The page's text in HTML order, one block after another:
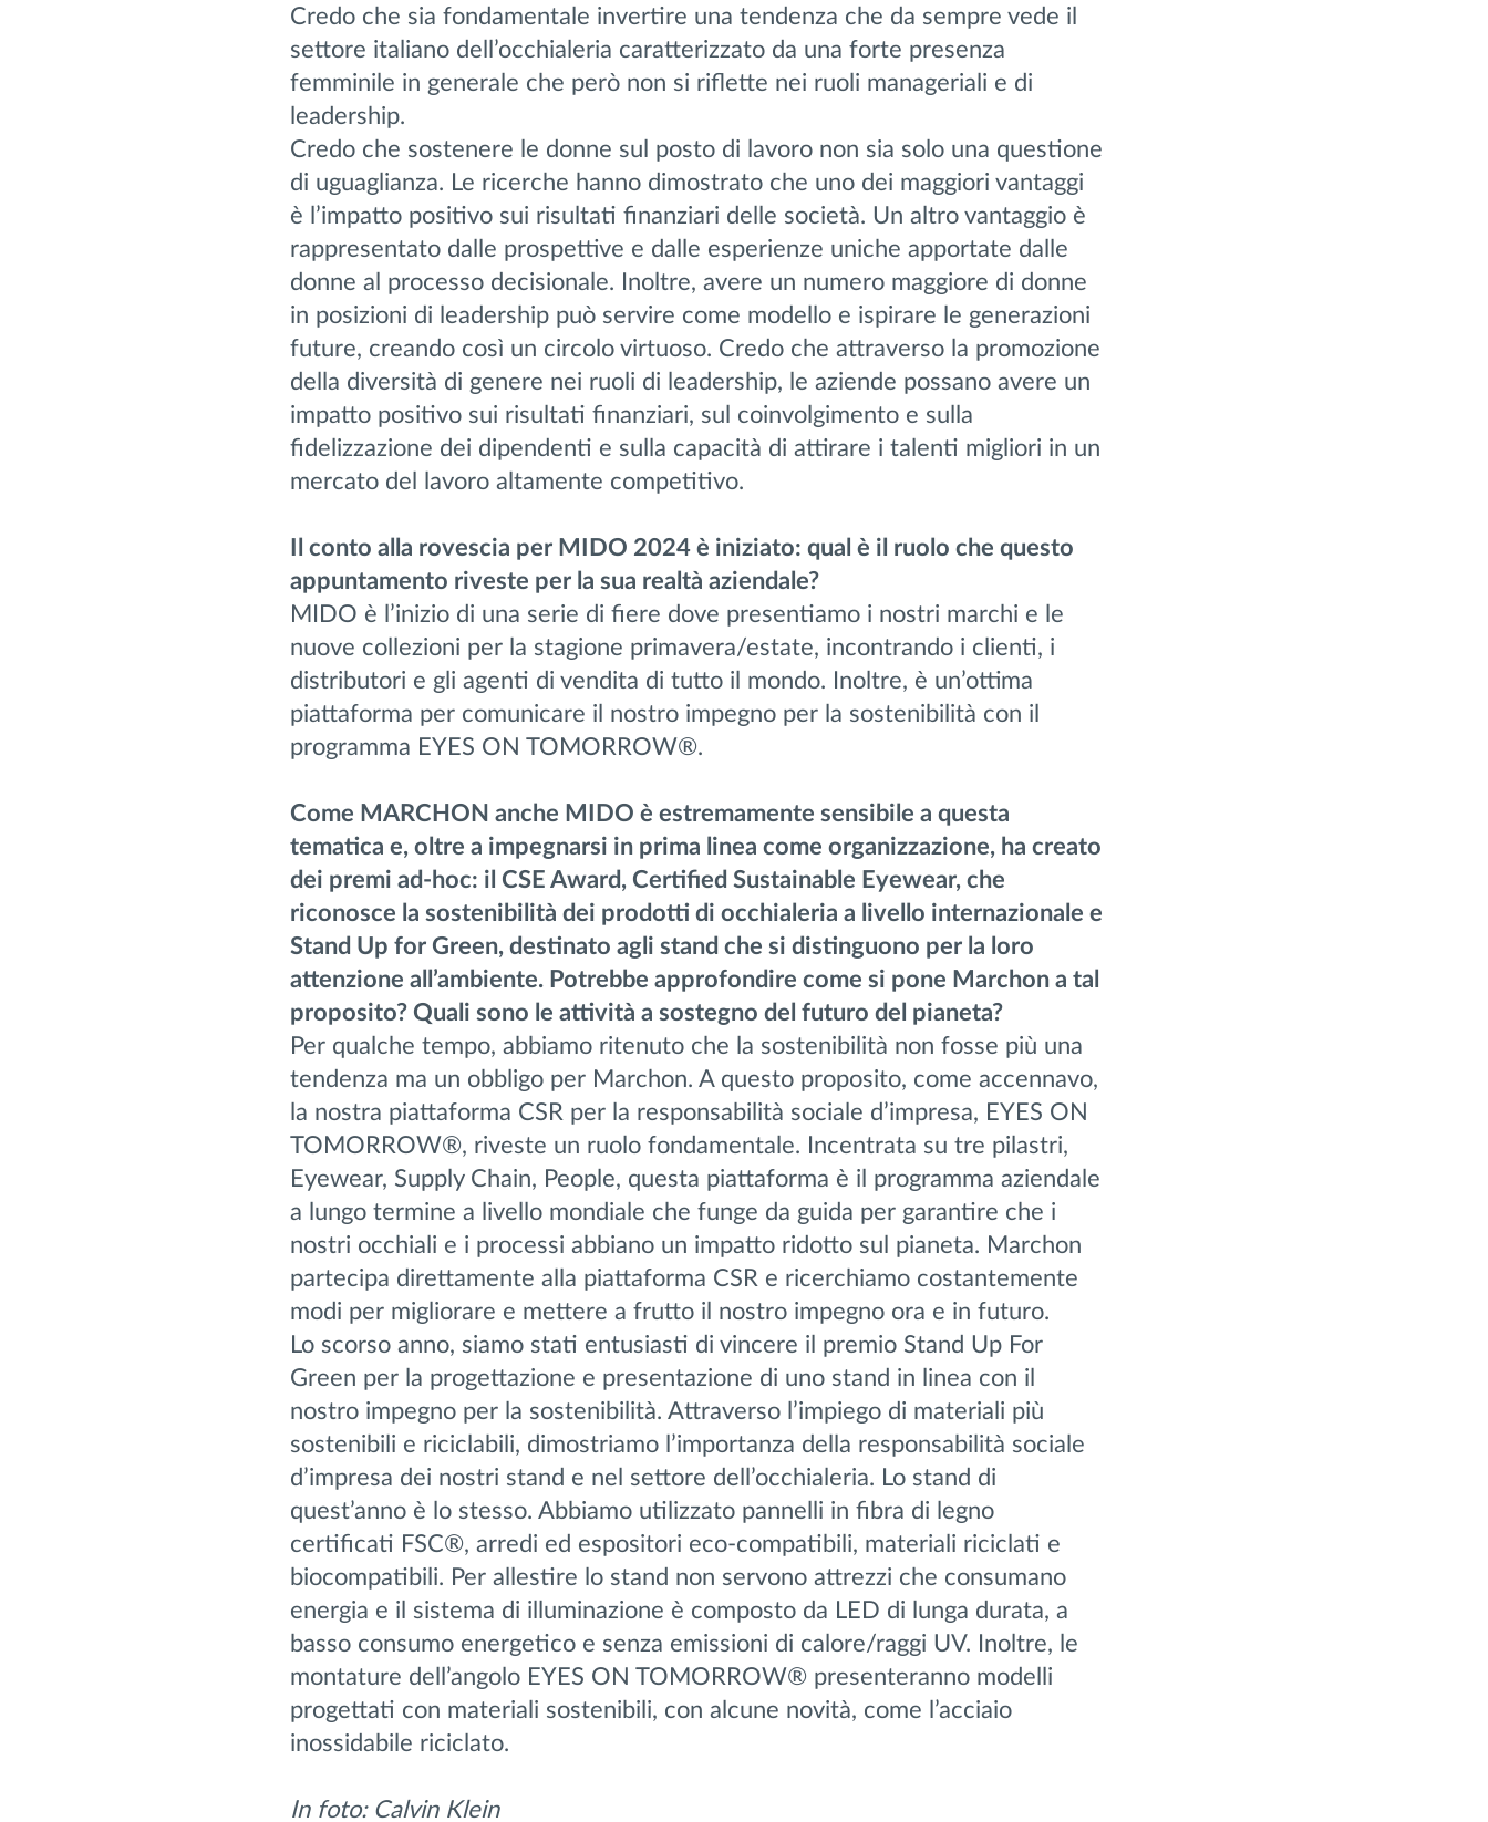
Credo che sia fondamentale invertire una tendenza che da sempre vede il
settore italiano dell’occhialeria caratterizzato da una forte presenza
femminile in generale che però non si riflette nei ruoli manageriali e di
leadership.
Credo che sostenere le donne sul posto di lavoro non sia solo una questione
di uguaglianza. Le ricerche hanno dimostrato che uno dei maggiori vantaggi
è l’impatto positivo sui risultati finanziari delle società. Un altro vantaggio è
rappresentato dalle prospettive e dalle esperienze uniche apportate dalle
donne al processo decisionale. Inoltre, avere un numero maggiore di donne
in posizioni di leadership può servire come modello e ispirare le generazioni
future, creando così un circolo virtuoso. Credo che attraverso la promozione
della diversità di genere nei ruoli di leadership, le aziende possano avere un
impatto positivo sui risultati finanziari, sul coinvolgimento e sulla
fidelizzazione dei dipendenti e sulla capacità di attirare i talenti migliori in un
mercato del lavoro altamente competitivo.
Il conto alla rovescia per MIDO 2024 è iniziato: qual è il ruolo che questo
appuntamento riveste per la sua realtà aziendale?
MIDO è l’inizio di una serie di fiere dove presentiamo i nostri marchi e le
nuove collezioni per la stagione primavera/estate, incontrando i clienti, i
distributori e gli agenti di vendita di tutto il mondo. Inoltre, è un’ottima
piattaforma per comunicare il nostro impegno per la sostenibilità con il
programma EYES ON TOMORROW®.
Come MARCHON anche MIDO è estremamente sensibile a questa
tematica e, oltre a impegnarsi in prima linea come organizzazione, ha creato
dei premi ad-hoc: il CSE Award, Certified Sustainable Eyewear, che
riconosce la sostenibilità dei prodotti di occhialeria a livello internazionale e
Stand Up for Green, destinato agli stand che si distinguono per la loro
attenzione all’ambiente. Potrebbe approfondire come si pone Marchon a tal
proposito? Quali sono le attività a sostegno del futuro del pianeta?
Per qualche tempo, abbiamo ritenuto che la sostenibilità non fosse più una
tendenza ma un obbligo per Marchon. A questo proposito, come accennavo,
la nostra piattaforma CSR per la responsabilità sociale d’impresa, EYES ON
TOMORROW®, riveste un ruolo fondamentale. Incentrata su tre pilastri,
Eyewear, Supply Chain, People, questa piattaforma è il programma aziendale
a lungo termine a livello mondiale che funge da guida per garantire che i
nostri occhiali e i processi abbiano un impatto ridotto sul pianeta. Marchon
partecipa direttamente alla piattaforma CSR e ricerchiamo costantemente
modi per migliorare e mettere a frutto il nostro impegno ora e in futuro.
Lo scorso anno, siamo stati entusiasti di vincere il premio Stand Up For
Green per la progettazione e presentazione di uno stand in linea con il
nostro impegno per la sostenibilità. Attraverso l’impiego di materiali più
sostenibili e riciclabili, dimostriamo l’importanza della responsabilità sociale
d’impresa dei nostri stand e nel settore dell’occhialeria. Lo stand di
quest’anno è lo stesso. Abbiamo utilizzato pannelli in fibra di legno
certificati FSC®, arredi ed espositori eco-compatibili, materiali riciclati e
biocompatibili. Per allestire lo stand non servono attrezzi che consumano
energia e il sistema di illuminazione è composto da LED di lunga durata, a
basso consumo energetico e senza emissioni di calore/raggi UV. Inoltre, le
montature dell’angolo EYES ON TOMORROW® presenteranno modelli
progettati con materiali sostenibili, con alcune novità, come l’acciaio
inossidabile riciclato.
In foto: Calvin Klein